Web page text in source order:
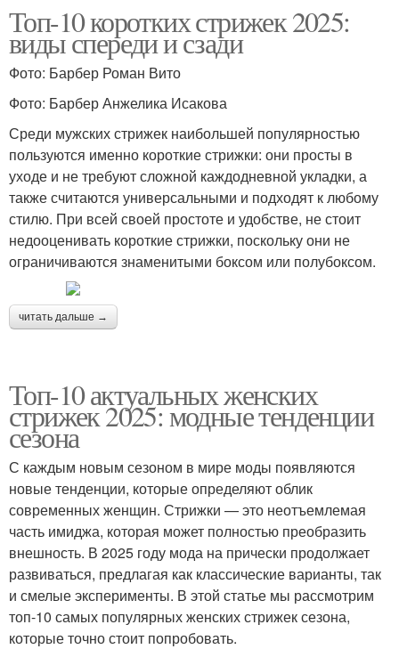
Французская стрижка Многослойная стрижка
Актуальные стрижки Стрижки с челкой
Стрижки с густой
Стрижки с длинными
челками
Мужская стрижка Стрижка с челкой
Стрижки на длинные
прямые
Стрижки на прямые
Стрижки в трендах Стрижки для прямых
Топ-10 коротких стрижек 2025:
виды спереди и сзади
Фото: Барбер Роман Вито
Фото: Барбер Анжелика Исакова
Среди мужских стрижек наибольшей популярностью
пользуются именно короткие стрижки: они просты в
уходе и не требуют сложной каждодневной укладки, а
также считаются универсальными и подходят к любому
стилю. При всей своей простоте и удобстве, не стоит
недооценивать короткие стрижки, поскольку они не
ограничиваются знаменитыми боксом или полубоксом.
читать дальше →
Топ-10 актуальных женских
стрижек 2025: модные тенденции
сезона
С каждым новым сезоном в мире моды появляются
новые тенденции, которые определяют облик
современных женщин. Стрижки — это неотъемлемая
часть имиджа, которая может полностью преобразить
внешность. В 2025 году мода на прически продолжает
развиваться, предлагая как классические варианты, так
и смелые эксперименты. В этой статье мы рассмотрим
топ-10 самых популярных женских стрижек сезона,
которые точно стоит попробовать.